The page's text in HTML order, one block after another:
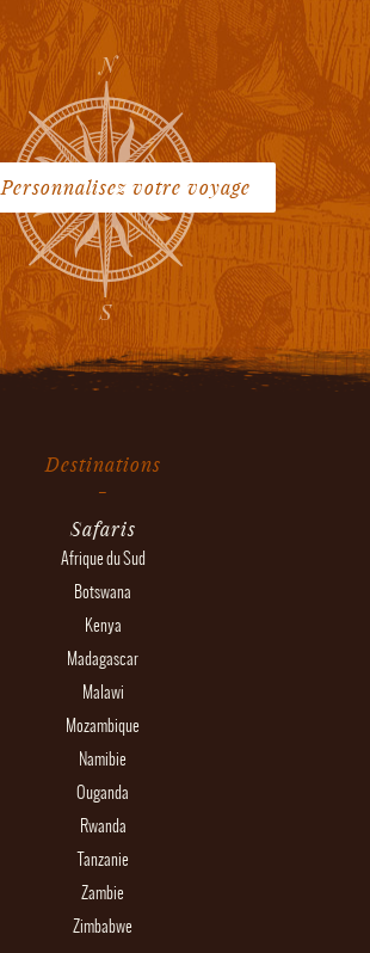
Personnalisez votre voyage
Destinations
Safaris
Afrique du Sud
Botswana
Kenya
Madagascar
Malawi
Mozambique
Namibie
Ouganda
Rwanda
Tanzanie
Zambie
Zimbabwe